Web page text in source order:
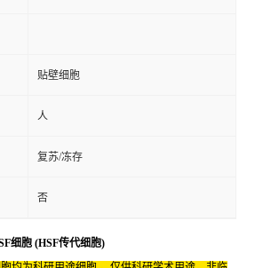
贴壁细胞
人
复苏/冻存
否
细胞 (HSF传代细胞)